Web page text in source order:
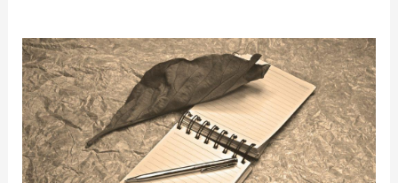
Come
guarire
dal
mal
d’amore
ecco